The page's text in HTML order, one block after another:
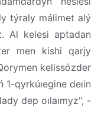
týraly málimet alý
Al kelesi aptadan
men kishi qarjy
kelissózder
qyrkúıegine deıin
dep oılaımyz", -